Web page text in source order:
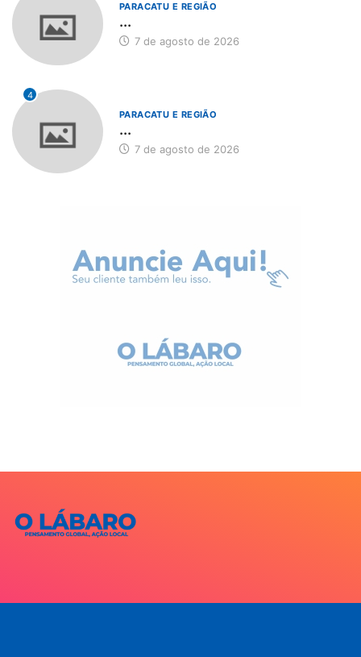
PARACATU E REGIÃO
...
7 de agosto de 2026
4
PARACATU E REGIÃO
...
7 de agosto de 2026